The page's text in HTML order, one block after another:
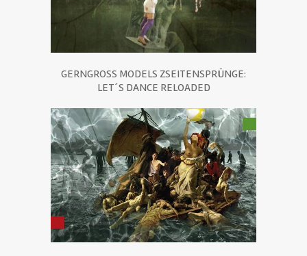
GERNGROSS MODELS ZSEITENSPRÜNGE:
LET´S DANCE RELOADED